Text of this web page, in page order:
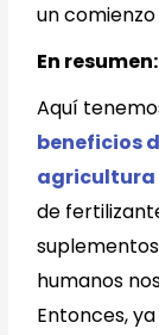
un
En resumen:
Aquí
beneficios
agricultura
de
humanos
Entonces,